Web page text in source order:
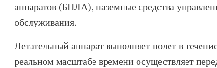
аппаратов (БПЛА), наземные средства
обслуживания.
Летательный аппарат выполняет полет в
реальном масштабе времени осуществляет